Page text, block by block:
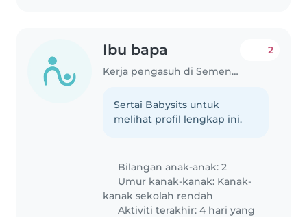
Ibu bapa
Kerja pengasuh di Semenyih
2
Sertai Babysits untuk
melihat profil lengkap ini.
Bilangan anak-anak: 2
Umur kanak-kanak: Kanak-
kanak sekolah rendah
Aktiviti terakhir: 4 hari yang